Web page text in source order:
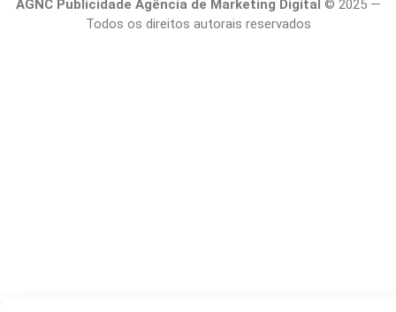
AGNC Publicidade Agência de Marketing Digital © 2025 —
Todos os direitos autorais reservados